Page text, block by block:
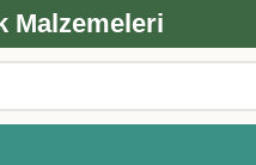
Malzemeleri